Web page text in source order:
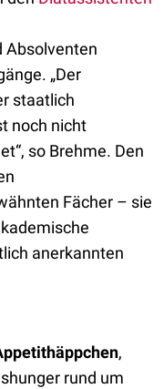
Absolventen
„Der
staatlich
noch nicht
so Brehme. Den
Fächer – sie
anerkannten
,
rund um